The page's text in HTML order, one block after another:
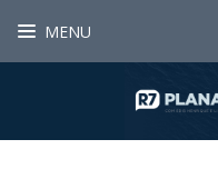
MENU